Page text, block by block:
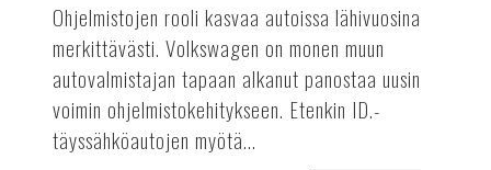
Ohjelmistojen rooli kasvaa autoissa lähivuosina
merkittävästi. Volkswagen on monen muun
autovalmistajan tapaan alkanut panostaa uusin
voimin ohjelmistokehitykseen. Etenkin ID.-
täyssähköautojen myötä...